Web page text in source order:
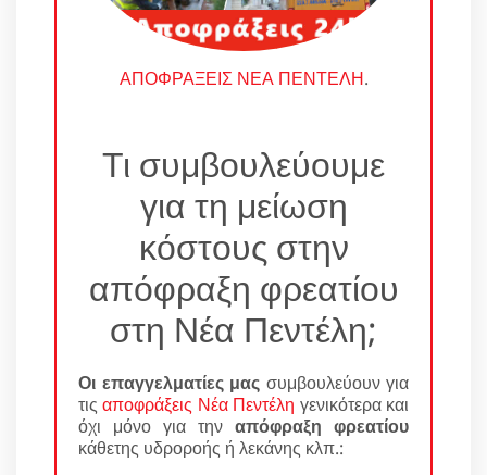
ΑΠΟΦΡΑΞΕΙΣ ΝΕΑ ΠΕΝΤΕΛΗ.
Τι συμβουλεύουμε
για τη μείωση
κόστους στην
απόφραξη φρεατίου
στη Νέα Πεντέλη;
Οι επαγγελματίες μας συμβουλεύουν για
τιςαποφράξεις Νέα Πεντέλη γενικότερα και
όχι μόνο για την απόφραξη φρεατίου
κάθετης υδροροής ή λεκάνης κλπ.: